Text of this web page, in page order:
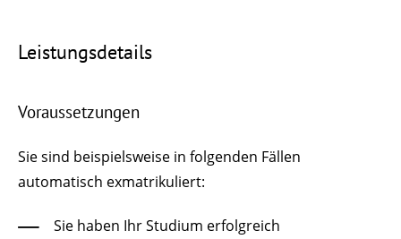
Leistungsdetails
Voraussetzungen
Sie sind beispielsweise in folgenden Fällen
automatisch exmatrikuliert:
Sie haben Ihr Studium erfolgreich